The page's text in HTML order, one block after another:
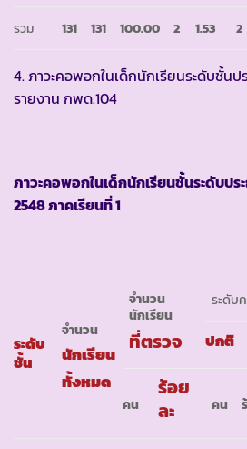
รวม 131 131 100.00 2 1.53 2
4. ภาวะคอพอกในเด็กนักเรียนระดับชั้น
รายงาน กพด.104
ภาวะคอพอกในเด็กนักเรียนชั้นระดับป
2548ภาคเรียนที่1
ระดับ
ชั้น
จำนวน
นักเรียน
ทั้งหมด
จำนวน
นักเรียน
ที่ตรวจ
ระดับ
ปกติ
คน
ร้อย
ละ
คน